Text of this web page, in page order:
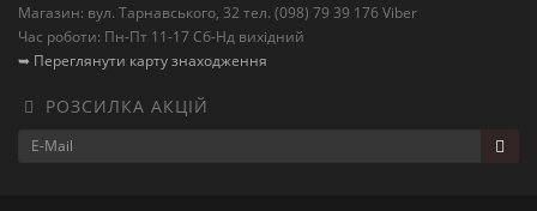
Магазин: вул. Тарнавського, 32 тел. (098) 79 39 176 Viber
Час роботи: Пн-Пт 11-17 Сб-Нд вихідний
➥ Переглянути карту знаходження
РОЗСИЛКА АКЦІЙ